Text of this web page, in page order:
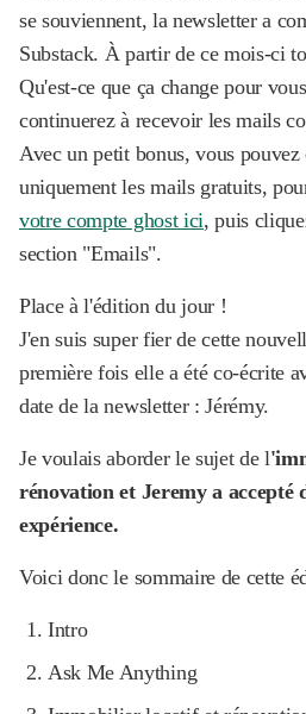
se souviennent, la newsletter a
Substack. À partir de ce mois-ci
Qu'est-ce que ça change pour
continuerez à recevoir les mails
Avec un petit bonus, vous
uniquement les mails gratuits,
votre compte ghost ici, puis
section "Emails".
Place à l'édition du jour !
J'en suis super fier de cette
première fois elle a été co-écrite
date de la newsletter : Jérémy.
Je voulais aborder le sujet de l
rénovation et Jeremy a accepté
expérience.
Voici donc le sommaire de cette
Intro
Ask Me Anything